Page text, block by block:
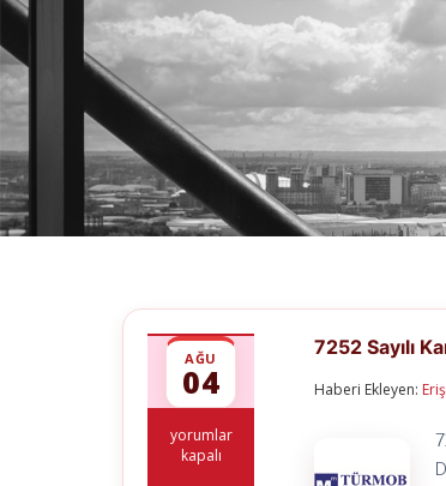
AĞU
04
7252
Sayılı
yorumlar
kapalı
7252 Sayılı
Haberi Ekleyen: